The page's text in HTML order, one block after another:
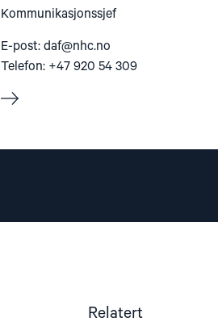
Kommunikasjonssjef
E-post: daf@nhc.no
Telefon: +47 920 54 309
Relatert